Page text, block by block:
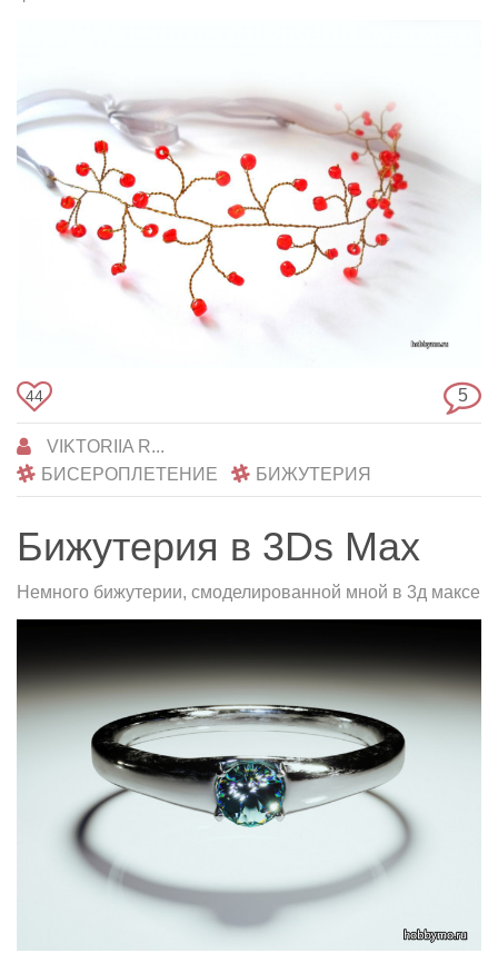
44 5
VIKTORIIA R...
БИСЕРОПЛЕТЕНИЕ
БИЖУТЕРИЯ
Бижутерия в 3Ds Max
Немного бижутерии, смоделированной мной в 3д максе